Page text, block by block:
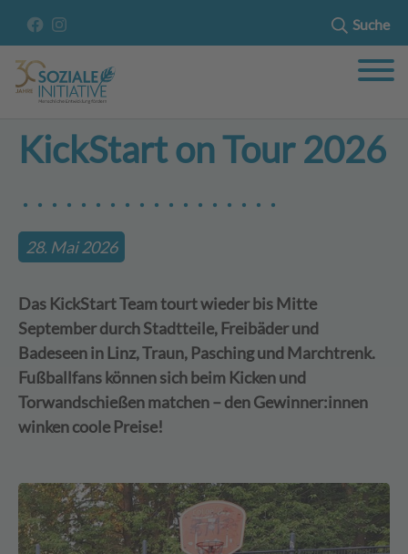
Suche
KickStart on Tour 2026
28. Mai 2026
Das KickStart Team tourt wieder bis Mitte
September durch Stadtteile, Freibäder und
Badeseen in Linz, Traun, Pasching und Marchtrenk.
Fußballfans können sich beim Kicken und
Torwandschießen matchen – den Gewinner:innen
winken coole Preise!